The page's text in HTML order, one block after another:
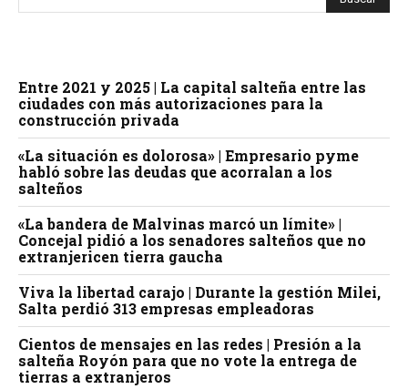
Entre 2021 y 2025 | La capital salteña entre las
ciudades con más autorizaciones para la
construcción privada
«La situación es dolorosa» | Empresario pyme
habló sobre las deudas que acorralan a los
salteños
«La bandera de Malvinas marcó un límite» |
Concejal pidió a los senadores salteños que no
extranjericen tierra gaucha
Viva la libertad carajo | Durante la gestión Milei,
Salta perdió 313 empresas empleadoras
Cientos de mensajes en las redes | Presión a la
salteña Royón para que no vote la entrega de
tierras a extranjeros